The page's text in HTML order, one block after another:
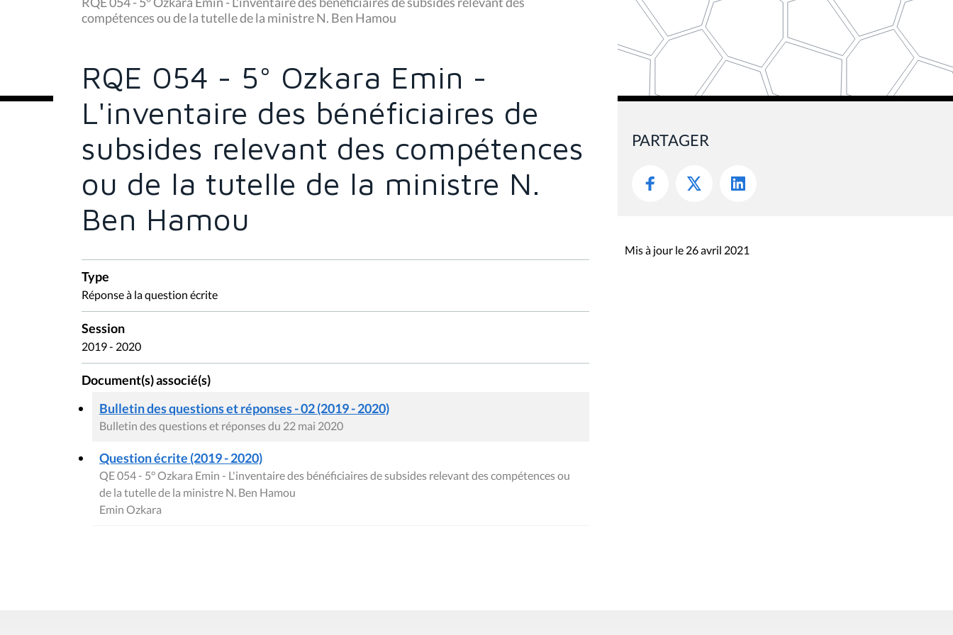
s
ê
compétences ou de la tutelle de la ministre N. Ben Hamou
RQE 054 - 5° Ozkara Emin -
L'inventaire des bénéficiaires de
subsides relevant des compétences
ou de la tutelle de la ministre N.
Ben Hamou
Type
Réponse à la question écrite
Session
2019 - 2020
Document(s) associé(s)
Bulletin des questions et réponses - 02 (2019 - 2020)
Bulletin des questions et réponses du 22 mai 2020
Question écrite (2019 - 2020)
QE 054 - 5° Ozkara Emin - L'inventaire des bénéficiaires de subsides relevant des compétences ou
de la tutelle de la ministre N. Ben Hamou
Emin Ozkara
PARTAGER
Mis à jour le 26 avril 2021